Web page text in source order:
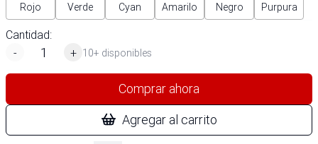
Rojo Verde Cyan Amarilo Negro Purpura
Cantidad:
-
+ 10+ disponibles
Comprar ahora
Agregar al carrito